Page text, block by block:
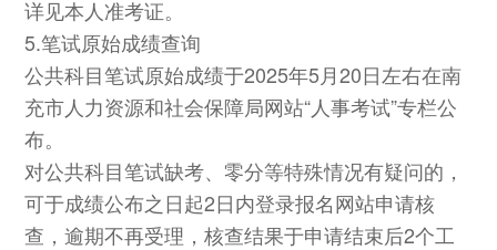
详见本人准考证。
5.笔试原始成绩查询
公共科目笔试原始成绩于2025年5月20日左右在南
充市人力资源和社会保障局网站“人事考试”专栏公
布。
对公共科目笔试缺考、零分等特殊情况有疑问的，
可于成绩公布之日起2日内登录报名网站申请核
查，逾期不再受理，核查结果于申请结束后2个工